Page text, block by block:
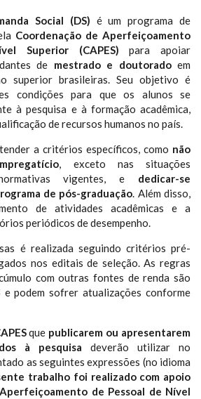
Social (DS) é um programa de
Coordenação de Aperfeiçoamento
Superior (CAPES) para apoiar
de mestrado e doutoradoem
superior brasileiras. Seu objetivo é
condições para que os alunos se
à pesquisa e à formação acadêmica,
de recursos humanos no país.
a critérios específicos, como não
, exceto nas situações
vigentes, e dedicar-se
de pós-graduação. Além disso,
de atividades acadêmicas e a
periódicos de desempenho.
é realizada seguindo critérios pré-
nos editais de seleção. As regras
com outras fontes de renda são
e podem sofrer atualizações conforme
que publicarem ou apresentarem
à pesquisa deverão utilizar no
as seguintes expressões (no idioma
trabalho foi realizado com apoio
de Pessoal de Nível